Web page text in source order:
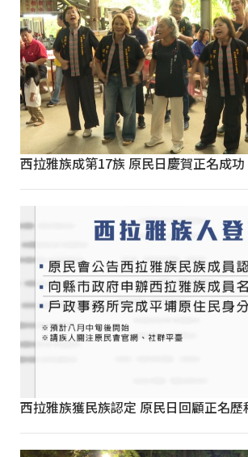
西拉雅族成第17族 原民日慶賀正名成功
西拉雅族獲民族認定 原民日回顧正名歷